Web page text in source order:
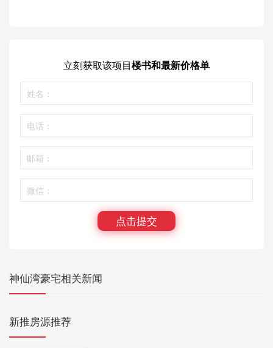
立刻获取该项目楼书和最新价格单
点击提交
神仙湾豪宅相关新闻
新推房源推荐